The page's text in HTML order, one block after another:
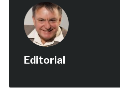
активных избирателей…
Editorial